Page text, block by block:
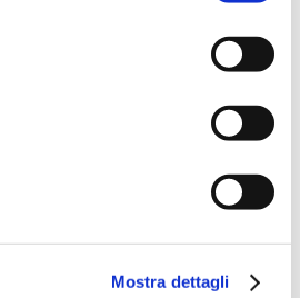
Mostra dettagli